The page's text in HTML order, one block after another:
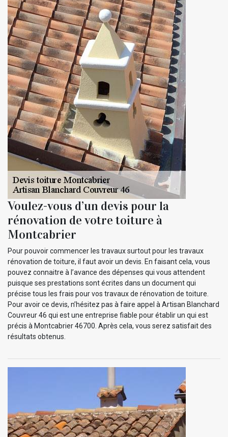
Voulez-vous d’un devis pour la
rénovation de votre toiture à
Montcabrier
Pour pouvoir commencer les travaux surtout pour les travaux
rénovation de toiture, il faut avoir un devis. En faisant cela, vous
pouvez connaitre à l’avance des dépenses qui vous attendent
puisque ses prestations sont écrites dans un document qui
précise tous les frais pour vos travaux de rénovation de toiture.
Pour avoir ce devis, n’hésitez pas à faire appel à Artisan Blanchard
Couvreur 46 qui est une entreprise fiable pour établir un qui est
précis à Montcabrier 46700. Après cela, vous serez satisfait des
résultats obtenus.